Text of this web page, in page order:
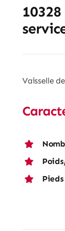
English
Vaisselle